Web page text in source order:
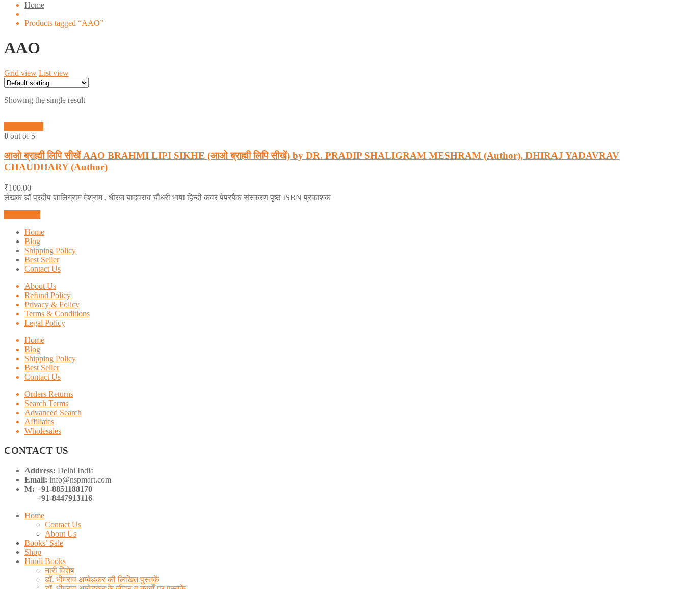
Home
|
Products tagged “AAO”
AAO
Grid view List view
Showing the single result
0 out of 5
आओ ब्राह्मी लिपि सीखें AAO BRAHMI LIPI SIKHE (आओ ब्राह्मी लिपि सीखें) by DR. PRADIP SHALIGRAM MESHRAM (Author), DHIRAJ YADAVRAV
CHAUDHARY (Author)
₹100.00
लेखक डॉ प्रदीप शालिग्राम मेश्राम , धीरज यादवराव चौधरी भाषा हिन्दी कवर पेपरबैक संस्करण पृष्ठ ISBN प्रकाशक
Home
Blog
Shipping Policy
Best Seller
Contact Us
About Us
Refund Policy
Privacy & Policy
Terms & Conditions
Legal Policy
Home
Blog
Shipping Policy
Best Seller
Contact Us
Orders Returns
Search Terms
Advanced Search
Affiliates
Wholesales
CONTACT US
Address: Delhi India
Email: info@nspmart.com
M: +91-8851188170
+91-8447913116
Home
Contact Us
About Us
Books’ Sale
Shop
Hindi Books
नारी विशेष
डॉ. भीमराव अम्बेडकर की लिखित पुस्तकें